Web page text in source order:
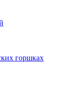
горшках